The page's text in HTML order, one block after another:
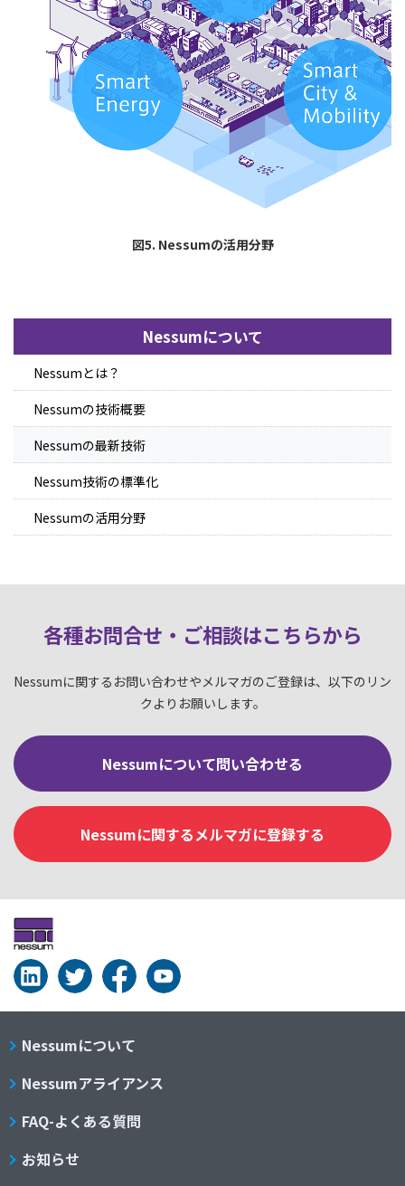
図5. Nessumの活用分野
Nessumについて
Nessumとは？
Nessumの技術概要
Nessumの最新技術
Nessum技術の標準化
Nessumの活用分野
各種お問合せ・ご相談はこちらから
Nessumに関するお問い合わせやメルマガのご登録は、以下のリン
クよりお願いします。
Nessumについて問い合わせる
Nessumに関するメルマガに登録する
Nessumについて
Nessumアライアンス
FAQ-よくある質問
お知らせ